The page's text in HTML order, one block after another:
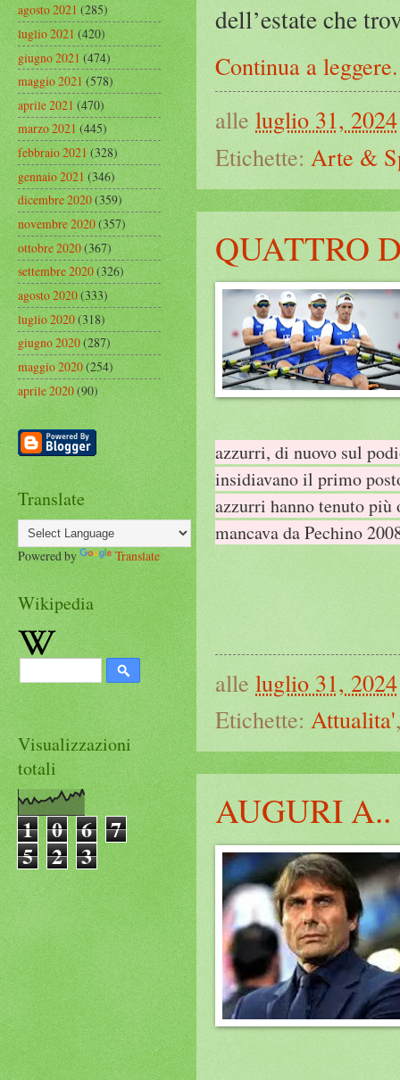
dell’estate che
Continua a
alle luglio 31, 2024
Etichette: Arte &
QUATTRO
azzurri, di nuovo sul
insidiavano il primo
azzurri hanno tenuto più
mancava da Pechino
alle luglio 31, 2024
Etichette: Attualita'
AUGURI A..
agosto 2021(285)
luglio 2021(420)
giugno 2021(474)
maggio 2021(578)
aprile 2021(470)
marzo 2021(445)
febbraio 2021(328)
gennaio 2021(346)
dicembre 2020(359)
novembre 2020(357)
ottobre 2020(367)
settembre 2020(326)
agosto 2020(333)
luglio 2020(318)
giugno 2020(287)
maggio 2020(254)
aprile 2020(90)
Translate
Powered by Translate
Wikipedia
Visualizzazioni
totali
1 0 6 7
5 2 3